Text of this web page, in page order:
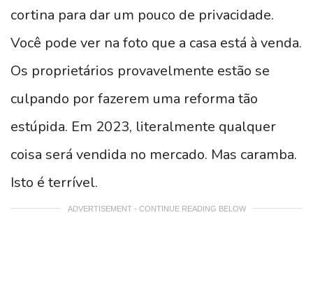
cortina para dar um pouco de privacidade.
Você pode ver na foto que a casa está à venda.
Os proprietários provavelmente estão se
culpando por fazerem uma reforma tão
estúpida. Em 2023, literalmente qualquer
coisa será vendida no mercado. Mas caramba.
Isto é terrível.
ADVERTISEMENT - CONTINUE READING BELOW